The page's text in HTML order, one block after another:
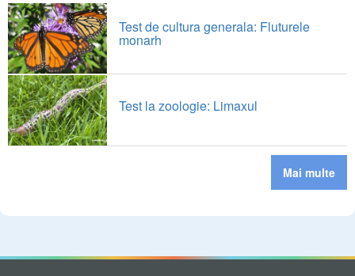
Test de cultura generala: Fluturele
monarh
Test la zoologie: Limaxul
Mai multe